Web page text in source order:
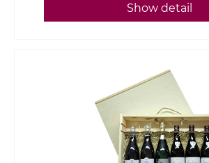
Show detail